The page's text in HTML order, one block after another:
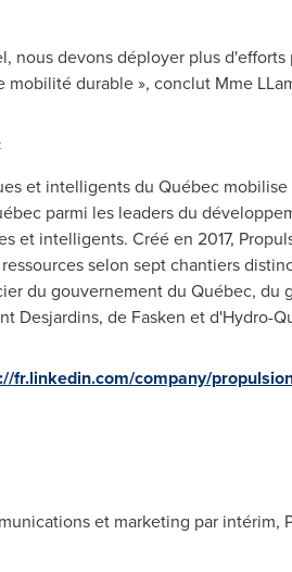
nous devons déployer plus
mobilité durable », conclut Mme
et intelligents du Québec
parmi les leaders du
et intelligents. Créé en 2017,
selon sept chantiers
du gouvernement du Québec, du
Desjardins, de Fasken et d'Hydro-
fr.linkedin.com/company/
et marketing par intérim,